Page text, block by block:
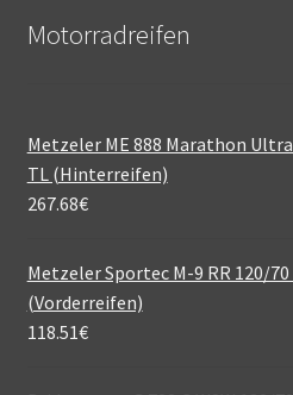
Motorradreifen
Metzeler ME 888 Marathon Ultra
TL (Hinterreifen)
267.68€
Metzeler Sportec M-9 RR 120/70
(Vorderreifen)
118.51€